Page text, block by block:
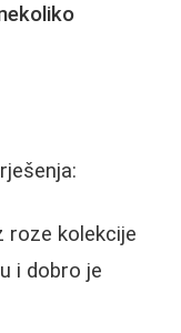
roze kolekcije
i dobro je